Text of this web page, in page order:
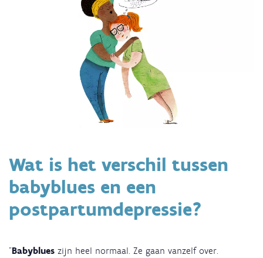
Wat is het verschil tussen
babyblues en een
postpartumdepressie?
"Babyblues zijn heel normaal. Ze gaan vanzelf over.